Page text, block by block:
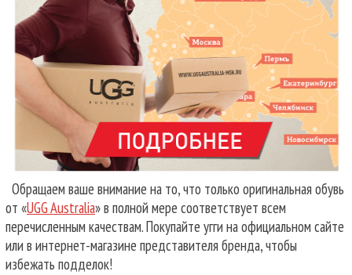
Обращаем ваше внимание на то, что только оригинальная обувь
от «UGG Australia» в полной мере соответствует всем
перечисленным качествам. Покупайте угги на официальном сайте
или в интернет-магазине представителя бренда, чтобы
избежать подделок!